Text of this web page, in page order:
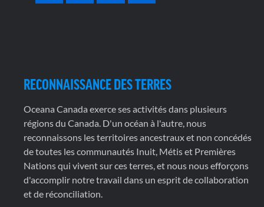
RECONNAISSANCE DES TERRES
Oceana Canada exerce ses activités dans plusieurs
régions du Canada. D'un océan à l'autre, nous
reconnaissons les territoires ancestraux et non concédés
de toutes les communautés Inuit, Métis et Premières
Nations qui vivent sur ces terres, et nous nous efforçons
d'accomplir notre travail dans un esprit de collaboration
et de réconciliation.